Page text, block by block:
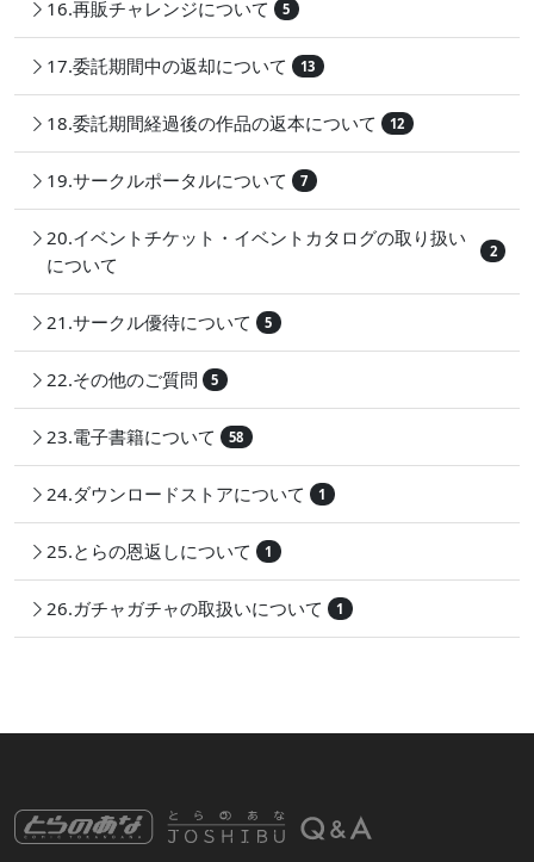
16.再販チャレンジについて 5
17.委託期間中の返却について 13
18.委託期間経過後の作品の返本について 12
19.サークルポータルについて 7
20.イベントチケット・イベントカタログの取り扱い
について
2
21.サークル優待について 5
22.その他のご質問 5
23.電子書籍について 58
24.ダウンロードストアについて 1
25.とらの恩返しについて 1
26.ガチャガチャの取扱いについて 1